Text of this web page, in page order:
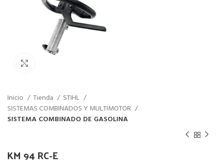
Inicio Tienda
STIHL
SISTEMAS COMBINADOS Y MULTIMOTOR
SISTEMA COMBINADO DE GASOLINA
KM 94 RC-E